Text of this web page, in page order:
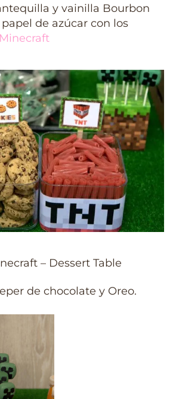
y vainilla Bourbon
de azúcar con los
Minecraft
– Dessert Table
de chocolate y Oreo.